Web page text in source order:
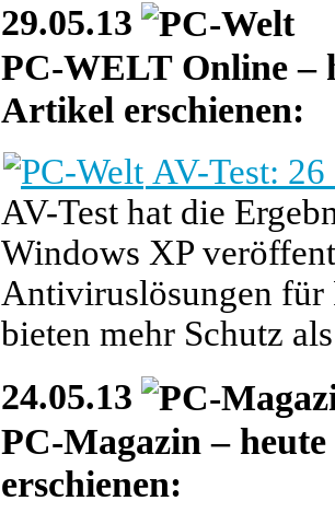
29.05.13
PC-WELT Online –
Artikel erschienen:
AV-Test:
AV-Test hat die
Windows XP
Antiviruslösungen für
bieten mehr Schutz
24.05.13
PC-Magazin –
erschienen: